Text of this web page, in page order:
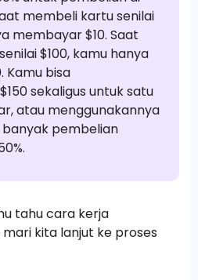
membeli kartu senilai
membayar $10. Saat
$100, kamu hanya
Kamu bisa
sekaligus untuk satu
atau menggunakannya
pembelian
tahu cara kerja
kita lanjut ke proses